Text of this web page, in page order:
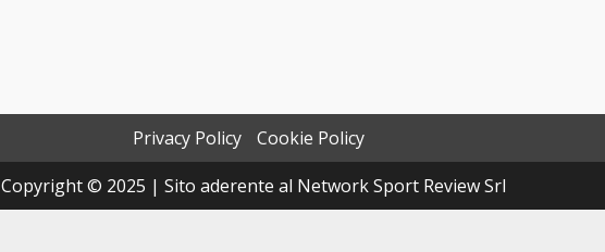
Privacy Policy
Cookie Policy
Copyright © 2025 | Sito aderente al Network Sport Review Srl